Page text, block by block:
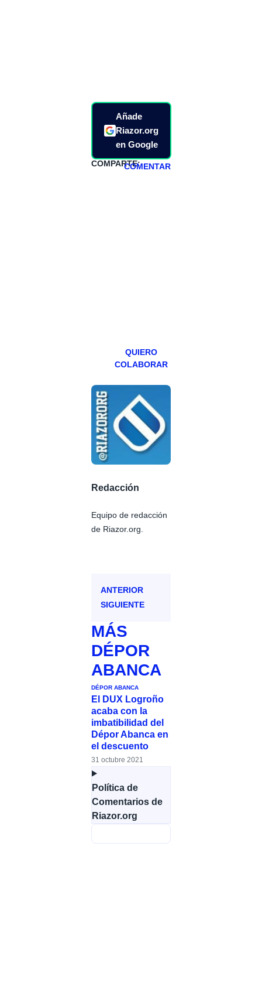
Añade
Riazor.org
en Google
COMPARTE:COMENTAR
QUIERO
COLABORAR
Redacción
Equipo de redacción
de Riazor.org.
ANTERIOR
SIGUIENTE
MÁS
DÉPOR
ABANCA
DÉPOR ABANCA
El DUX Logroño
acaba con la
imbatibilidad del
Dépor Abanca en
el descuento
31 octubre 2021
Política de
Comentarios de
Riazor.org